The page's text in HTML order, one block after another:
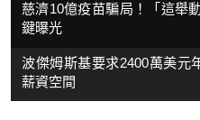
慈濟10億疫苗騙局！「這舉
鍵曝光
波傑姆斯基要求2400萬美
薪資空間